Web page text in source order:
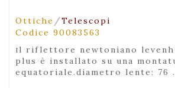
Ottiche /Telescopi
Codice 90083563
il riflettore newtoniano levenhuk blitz 76
plus è installato su una
equatoriale.diametro lente: 76